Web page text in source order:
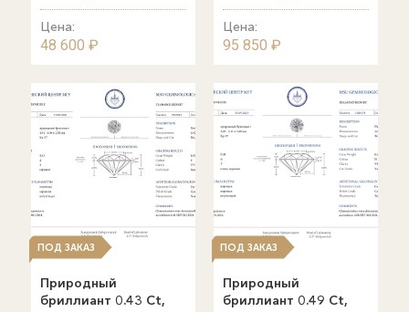
Цена:
48 600 ₽
Цена:
95 850 ₽
ПОД ЗАКАЗ
Природный
бриллиант 0.43 Ct,
ПОД ЗАКАЗ
Природный
бриллиант 0.49 Ct,